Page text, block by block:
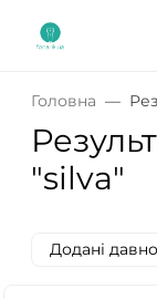
Головна
"silva"
Додані давно